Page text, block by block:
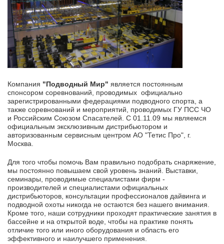
Компания "Подводный Мир" является постоянным
спонсором соревнований, проводимых официально
зарегистрированными федерациями подводного спорта, а
также соревнований и мероприятий, проводимых ГУ ПСС ЧО
и Российским Союзом Спасателей. С 01.11.09 мы являемся
официальным эксклюзивным дистрибьютором и
авторизованным сервисным центром АО "Тетис Про", г.
Москва.
Для того чтобы помочь Вам правильно подобрать снаряжение,
мы постоянно повышаем свой уровень знаний. Выставки,
семинары, проводимые специалистами фирм -
производителей и специалистами официальных
дистрибьюторов, консультации профессионалов дайвинга и
подводной охоты никогда не остаются без нашего внимания.
Кроме того, наши сотрудники проходят практические занятия в
бассейне и на открытой воде, чтобы на практике понять
отличие того или иного оборудования и область его
эффективного и наилучшего применения.